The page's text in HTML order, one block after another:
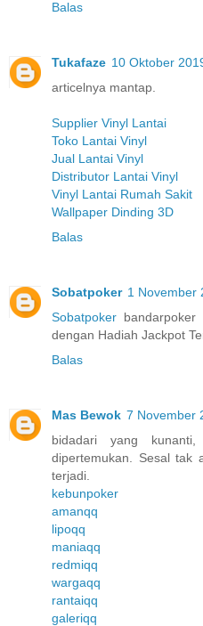
Balas
Tukafaze 10 Oktober
articelnya mantap.
Supplier Vinyl Lantai
Toko Lantai Vinyl
Jual Lantai Vinyl
Distributor Lantai Vinyl
Vinyl Lantai Rumah Sakit
Wallpaper Dinding 3D
Balas
Sobatpoker 1 November
Sobatpoker bandarpoker
dengan Hadiah Jackpot
Balas
Mas Bewok 7 November
bidadari yang
dipertemukan. Sesal tak
terjadi.
kebunpoker
amanqq
lipoqq
maniaqq
redmiqq
wargaqq
rantaiqq
galeriqq